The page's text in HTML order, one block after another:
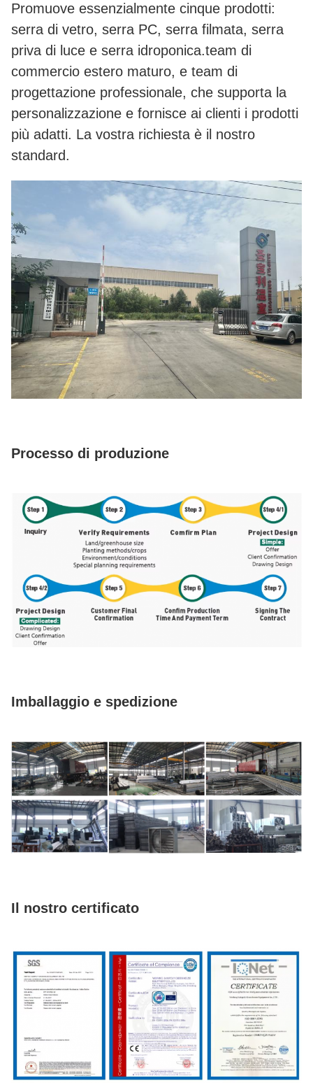
Promuove essenzialmente cinque prodotti:
serra di vetro, serra PC, serra filmata, serra
priva di luce e serra idroponica.team di
commercio estero maturo, e team di
progettazione professionale, che supporta la
personalizzazione e fornisce ai clienti i prodotti
più adatti. La vostra richiesta è il nostro
standard.
Processo di produzione
Imballaggio e spedizione
Il nostro certificato